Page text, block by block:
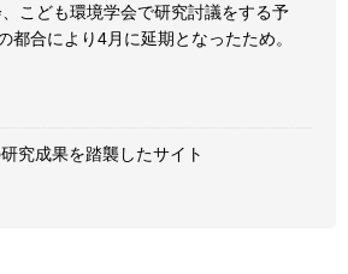
こども環境学会で研究討議をする予
都合により4月に延期となったため。
究成果を踏襲したサイト